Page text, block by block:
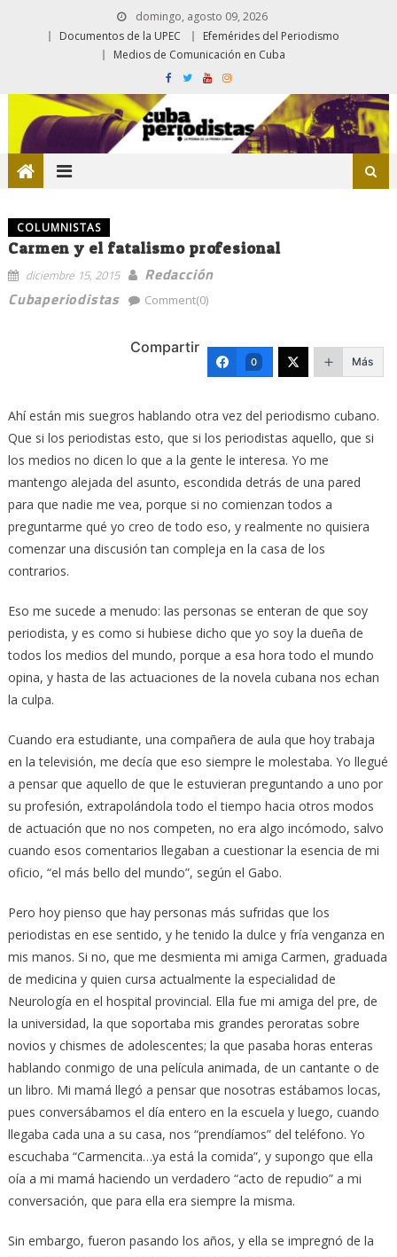
domingo, agosto 09, 2026
Documentos de la UPEC
Efemérides del Periodismo
Medios de Comunicación en Cuba
COLUMNISTAS
Carmen y el fatalismo profesional
diciembre 15, 2015
Redacción
Cubaperiodistas
Comment(0)
Compartir
0 Más
Ahí están mis suegros hablando otra vez del periodismo cubano.
Que si los periodistas esto, que si los periodistas aquello, que si
los medios no dicen lo que a la gente le interesa. Yo me
mantengo alejada del asunto, escondida detrás de una pared
para que nadie me vea, porque si no comienzan todos a
preguntarme qué yo creo de todo eso, y realmente no quisiera
comenzar una discusión tan compleja en la casa de los
contrarios.
Eso me sucede a menudo: las personas se enteran de que soy
periodista, y es como si hubiese dicho que yo soy la dueña de
todos los medios del mundo, porque a esa hora todo el mundo
opina, y hasta de las actuaciones de la novela cubana nos echan
la culpa.
Cuando era estudiante, una compañera de aula que hoy trabaja
en la televisión, me decía que eso siempre le molestaba. Yo llegué
a pensar que aquello de que le estuvieran preguntando a uno por
su profesión, extrapolándola todo el tiempo hacia otros modos
de actuación que no nos competen, no era algo incómodo, salvo
cuando esos comentarios llegaban a cuestionar la esencia de mi
oficio, “el más bello del mundo”, según el Gabo.
Pero hoy pienso que hay personas más sufridas que los
periodistas en ese sentido, y he tenido la dulce y fría venganza en
mis manos. Si no, que me desmienta mi amiga Carmen, graduada
de medicina y quien cursa actualmente la especialidad de
Neurología en el hospital provincial. Ella fue mi amiga del pre, de
la universidad, la que soportaba mis grandes peroratas sobre
novios y chismes de adolescentes; la que pasaba horas enteras
hablando conmigo de una película animada, de un cantante o de
un libro. Mi mamá llegó a pensar que nosotras estábamos locas,
pues conversábamos el día entero en la escuela y luego, cuando
llegaba cada una a su casa, nos “prendíamos” del teléfono. Yo
escuchaba “Carmencita…ya está la comida”, y supongo que ella
oía a mi mamá haciendo un verdadero “acto de repudio” a mi
conversación, que para ella era siempre la misma.
Sin embargo, fueron pasando los años, y ella se impregnó de la